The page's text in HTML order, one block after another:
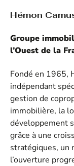
Hémon
Groupe
l’Ouest de la
Fondé en 1965,
indépendant
gestion de
immobilière, la
développement
grâce à une
stratégiques, un
l’ouverture